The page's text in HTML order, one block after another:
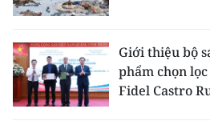
THỜI NAY
NHÂN DÂN CUỐI TUẦN
NHÂN DÂN HẰNG THÁNG
Giới thiệu bộ
phẩm chọn
Fidel Castro